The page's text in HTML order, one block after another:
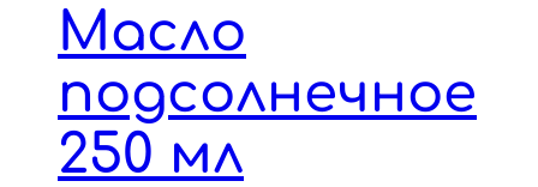
Масло
подсолнечное
250 мл